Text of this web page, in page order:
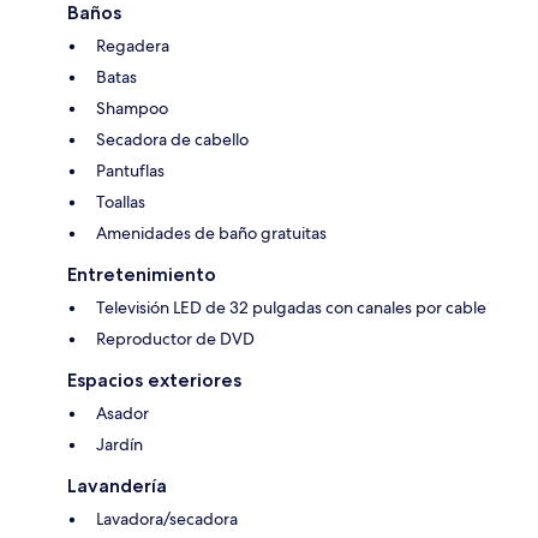
Baños
Regadera
Batas
Shampoo
Secadora de cabello
Pantuflas
Toallas
Amenidades de baño gratuitas
Entretenimiento
Televisión LED de 32 pulgadas con canales por cable
Reproductor de DVD
Espacios exteriores
Asador
Jardín
Lavandería
Lavadora/secadora